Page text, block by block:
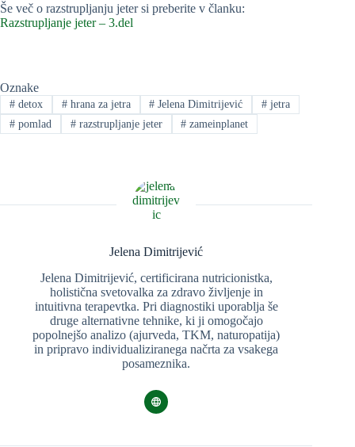
Še več o razstrupljanju jeter si preberite v članku:
Razstrupljanje jeter – 3.del
Oznake
#detox #hrana za jetra # Jelena Dimitrijević # jetra
#pomlad #razstrupljanje jeter # zameinplanet
Jelena Dimitrijević
Jelena Dimitrijević, certificirana nutricionistka,
holistična svetovalka za zdravo življenje in
intuitivna terapevtka. Pri diagnostiki uporablja še
druge alternativne tehnike, ki ji omogočajo
popolnejšo analizo (ajurveda, TKM, naturopatija)
in pripravo individualiziranega načrta za vsakega
posameznika.